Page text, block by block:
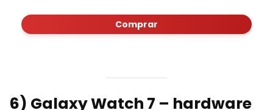
Comprar
6) Galaxy Watch 7 – hardware